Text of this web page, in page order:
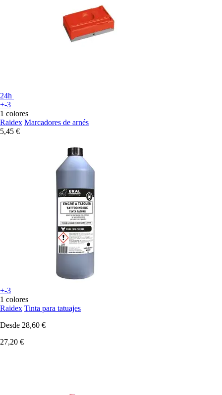
24h
+-3
1 colores
Raidex Marcadores de arnés
5,45 €
+-3
1 colores
Raidex Tinta para tatuajes
Desde 28,60 €
27,20 €